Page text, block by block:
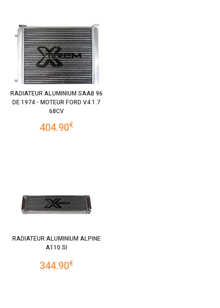
RADIATEUR ALUMINIUM SAAB 96
DE 1974 - MOTEUR FORD V4 1.7
68CV
404.90€
RADIATEUR ALUMINIUM ALPINE
A110 SI
344.90€